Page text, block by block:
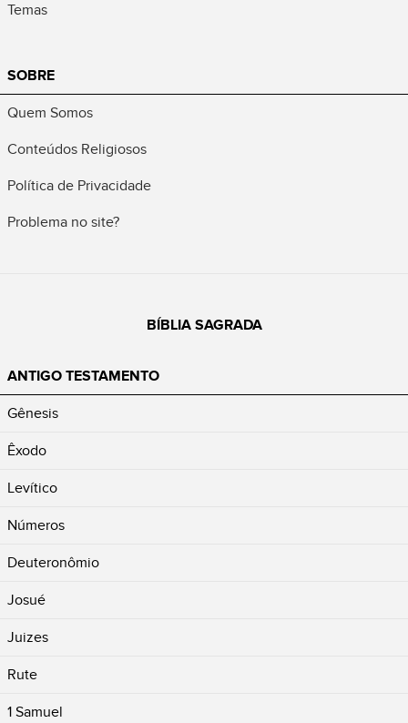
Temas
SOBRE
Quem Somos
Conteúdos Religiosos
Política de Privacidade
Problema no site?
BÍBLIA SAGRADA
ANTIGO TESTAMENTO
Gênesis
Êxodo
Levítico
Números
Deuteronômio
Josué
Juizes
Rute
1 Samuel